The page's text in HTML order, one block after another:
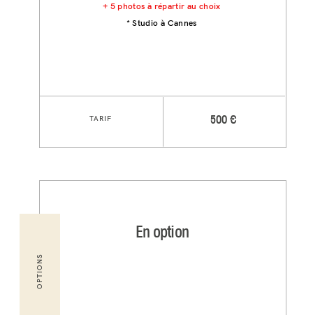
En option
OPTIONS
+ 5 photos à répartir au choix
* Studio à Cannes
500 €
TARIF